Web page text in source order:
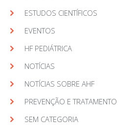
ESTUDOS CIENTÍFICOS
EVENTOS
HF PEDIÁTRICA
NOTÍCIAS
NOTÍCIAS SOBRE AHF
PREVENÇÃO E TRATAMENTO
SEM CATEGORIA